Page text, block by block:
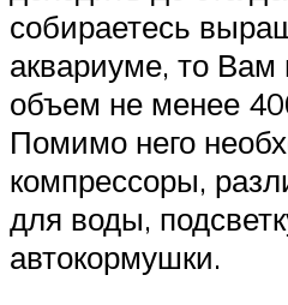
собираетесь
аквариуме, то Вам
объем не менее
Помимо него
компрессоры,
для воды,
автокормушки.